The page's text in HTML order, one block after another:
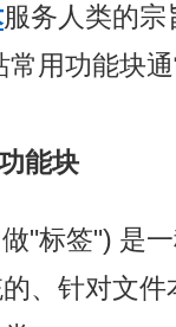
服务人类的宗
常用功能块
能块
"标签") 是
、针对文